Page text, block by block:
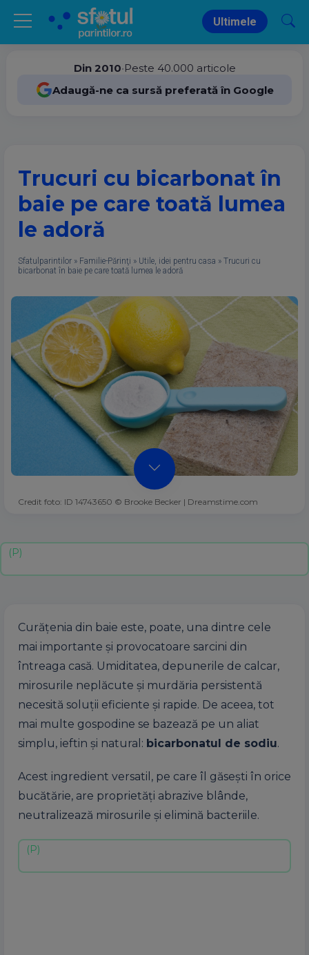
Ultimele
Din 2010•Peste 40.000 articole
Adaugă-ne ca sursă preferată în Google
Trucuri cu bicarbonat în
baie pe care toată lumea
le adoră
Sfatulparintilor » Familie-Părinţi » Utile, idei pentru casa » Trucuri cu
bicarbonat în baie pe care toată lumea le adoră
Credit foto: ID 14743650 © Brooke Becker | Dreamstime.com
Curățenia din baie este, poate, una dintre cele
mai importante și provocatoare sarcini din
întreaga casă. Umiditatea, depunerile de calcar,
mirosurile neplăcute și murdăria persistentă
necesită soluții eficiente și rapide. De aceea, tot
mai multe gospodine se bazează pe un aliat
simplu, ieftin și natural: bicarbonatul de sodiu.
Acest ingredient versatil, pe care îl găsești în orice
bucătărie, are proprietăți abrazive blânde,
neutralizează mirosurile și elimină bacteriile.